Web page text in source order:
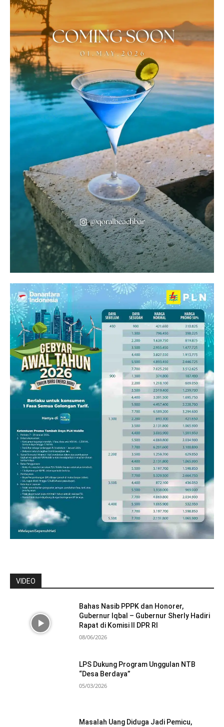
VIDEO
Bahas Nasib PPPK dan Honorer,
Gubernur Iqbal – Gubernur Sherly Hadiri
Rapat di Komisi II DPR RI
08/06/2026
LPS Dukung Program Unggulan NTB
“Desa Berdaya”
05/03/2026
Masalah Uang Diduga Jadi Pemicu,